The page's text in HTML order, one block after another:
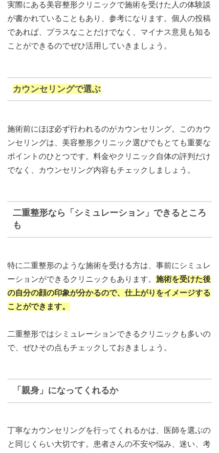
実際にある美容整形クリニックで施術を受けた人の体験談
が書かれていることもあり、参考になります。個人の投稿
であれば、プラスなことだけでなく、マイナス意見も知る
ことができるのでぜひ活用していきましょう。
カウンセリングで選ぶ
施術前にほぼ必ず行われるのがカウンセリング。このカウ
ンセリングは、美容整形クリニック選びでもとても重要な
ポイントのひとつです。料金やクリニック自体の評判だけ
でなく、カウンセリング内容もチェックしましょう。
二重整形なら「シミュレーション」できるところ
も
特に二重整形のような施術を受ける方は、事前にシミュレ
ーションができるクリニックもあります。 施術を受けた後
の自分の顔の印象が分かるので、仕上がりをイメージする
ことができます。
二重整形ではシミュレーションできるクリニックも多いの
で、ぜひその点もチェックしておきましょう。
「親身」になってくれるか
丁寧なカウンセリングを行ってくれるかは、医師を選ぶの
と同じくらい大切です。患者さんの不安や悩み、迷い、考